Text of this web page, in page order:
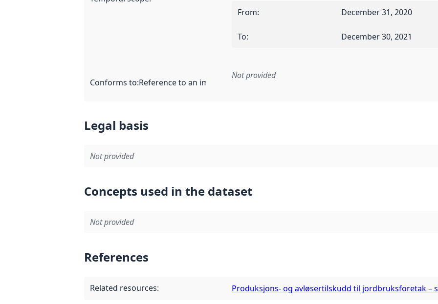
From: December 31, 2020
To: December 30, 2021
Conforms to:Reference to an implementation rule or other specification that forms the basis
Not provided
Legal basis
Not provided
Concepts used in the dataset
Not provided
References
Related resources: Produksjons- og avløsertilskudd til jordbruksforetak –